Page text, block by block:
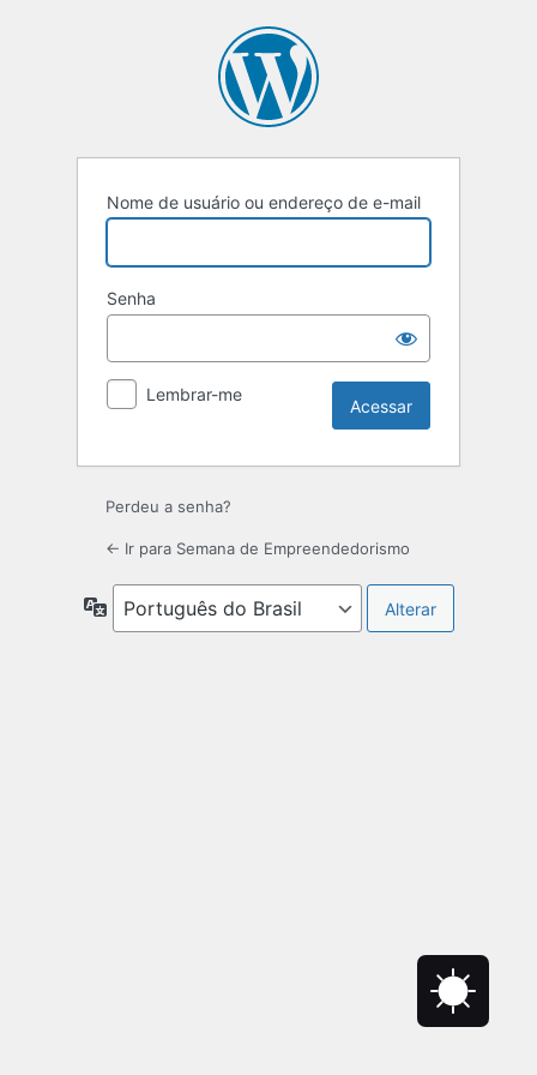
Nome de usuário ou endereço de e-mail
Senha
Lembrar-me
Perdeu a senha?
← Ir para Semana de Empreendedorismo
Idioma